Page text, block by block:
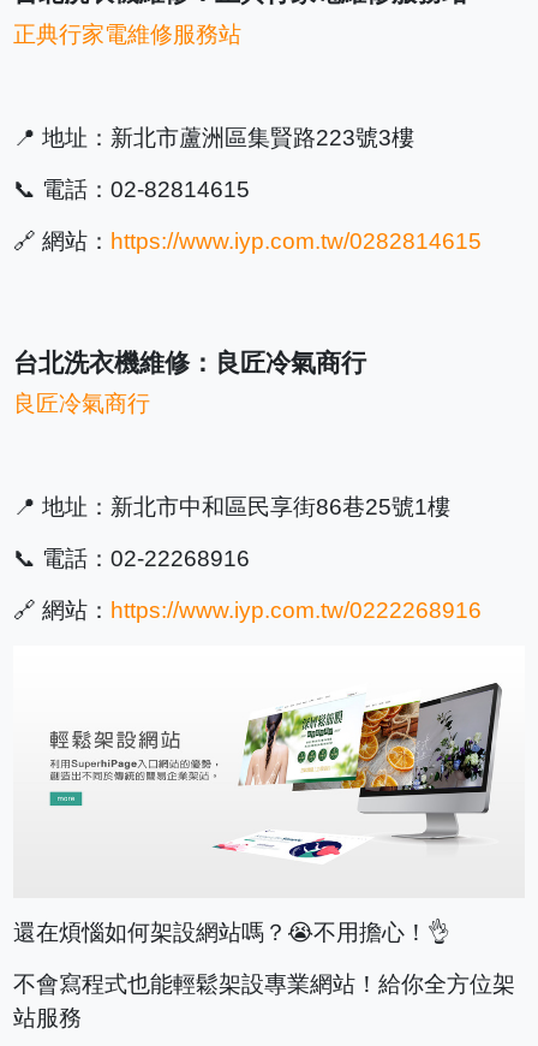
正典行家電維修服務站
📍 地址：新北市蘆洲區集賢路223號3樓
📞 電話：02-82814615
🔗 網站： https://www.iyp.com.tw/0282814615
台北洗衣機維修：良匠冷氣商行
良匠冷氣商行
📍 地址：新北市中和區民享街86巷25號1樓
📞 電話：02-22268916
🔗 網站： https://www.iyp.com.tw/0222268916
還在煩惱如何架設網站嗎？😭不用擔心！👌
不會寫程式也能輕鬆架設專業網站！給你全方位架
站服務